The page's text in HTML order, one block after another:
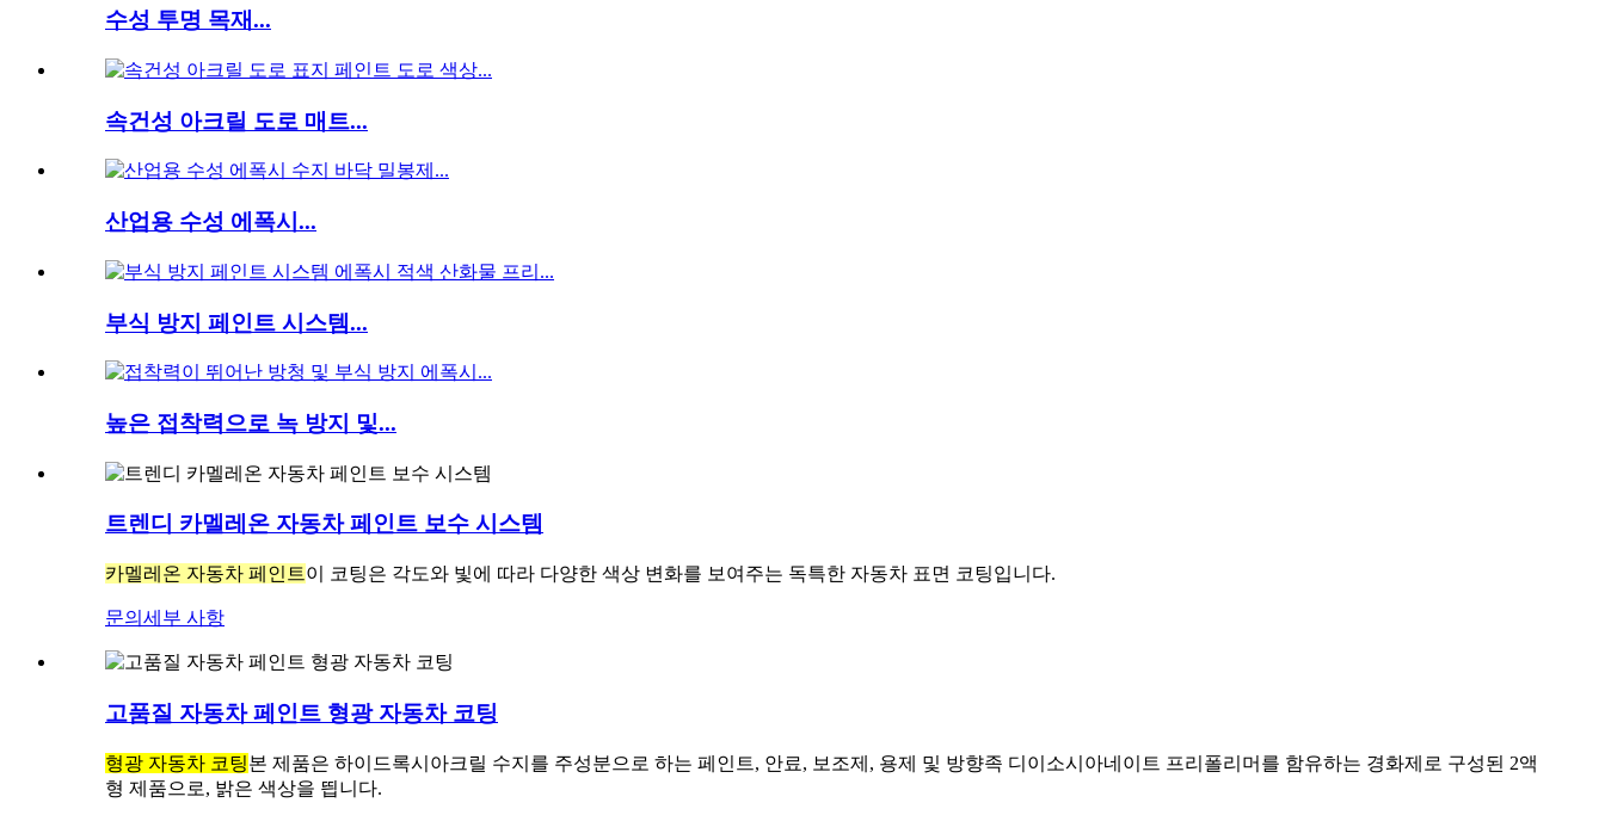
수성 투명 목재...
속건성 아크릴 도로 매트...
산업용 수성 에폭시...
부식 방지 페인트 시스템...
높은 접착력으로 녹 방지 및...
트렌디 카멜레온 자동차 페인트 보수 시스템
카멜레온 자동차 페인트이 코팅은 각도와 빛에 따라 다양한 색상 변화를 보여주는 독특한 자동차 표면 코팅입니다.
문의 세부 사항
고품질 자동차 페인트 형광 자동차 코팅
형광 자동차 코팅본 제품은 하이드록시아크릴 수지를 주성분으로 하는 페인트, 안료, 보조제, 용제 및 방향족 디이소시아네이트 프리폴리머를 함유하는 경화제로 구성된 2액
형 제품으로, 밝은 색상을 띕니다.